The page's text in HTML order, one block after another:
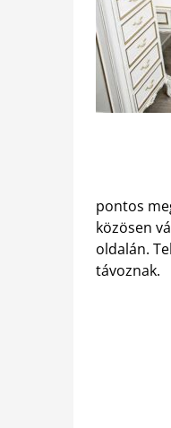
pontos
közösen
oldalán.
távoznak.